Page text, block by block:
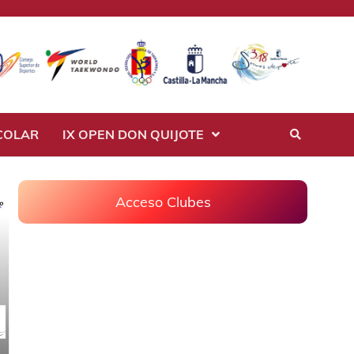
IX OPEN DON QUIJOTE
Acceso Clubes